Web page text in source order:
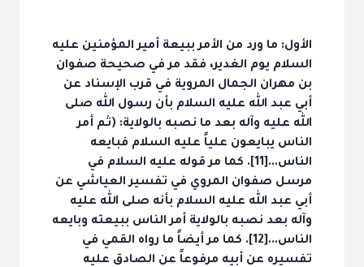
الأول: ما ورد من الأمر ببيعة أمير المؤمنين عليه
السلام يوم الغدير، فقد مر في صحيحة صفوان
بن مهران الجمال المروية في قرب الإسناد عن
أبي عبد الله عليه السلام بأن رسول الله صلى
الله عليه وآله بعد ما نصبه بالولاية: (ثم أمر
الناس يبايعون علياً عليه السلام فبايعه
الناس...[11]. كما مر قوله عليه السلام في
مرسل صفوان المروي في تفسير العياشي عن
أبي عبد الله عليه السلام بأنه صلى الله عليه
وآله بعد نصبه بالولاية أمر الناس ببيعته وبايعه
الناس...[12]. كما مر أيضاً ما رواه القمي في
تفسيره عن أبيه مرفوعاً عن الصادق عليه